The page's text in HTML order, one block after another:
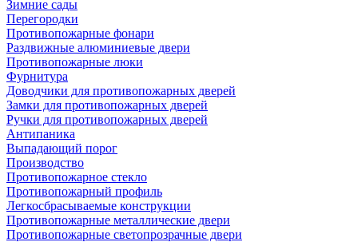
Зимние сады
Перегородки
Противопожарные фонари
Раздвижные алюминиевые двери
Противопожарные люки
Фурнитура
Доводчики для противопожарных дверей
Замки для противопожарных дверей
Ручки для противопожарных дверей
Антипаника
Выпадающий порог
Производство
Противопожарное стекло
Противопожарный профиль
Легкосбрасываемые конструкции
Противопожарные металлические двери
Противопожарные светопрозрачные двери